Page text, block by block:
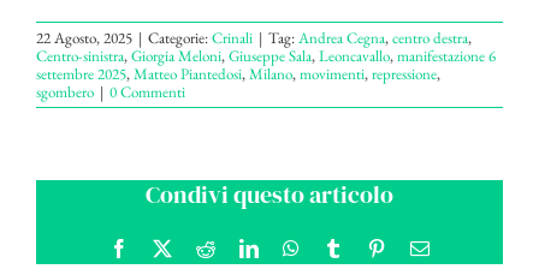
22 Agosto, 2025 | Categorie:Crinali | Tag:Andrea Cegna,centro destra,
Centro-sinistra,Giorgia Meloni,Giuseppe Sala,Leoncavallo,manifestazione 6
settembre 2025,Matteo Piantedosi,Milano,movimenti,repressione,
sgombero | 0 Commenti
Condivi questo articolo
Facebook RedditLinkedInWhatsApp
Tumblr PinterestEmail